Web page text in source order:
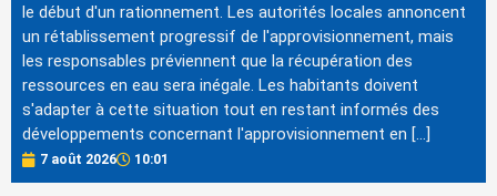
le début d'un rationnement. Les autorités locales annoncent
un rétablissement progressif de l'approvisionnement, mais
les responsables préviennent que la récupération des
ressources en eau sera inégale. Les habitants doivent
s'adapter à cette situation tout en restant informés des
développements concernant l'approvisionnement en […]
7 août 2026 10:01